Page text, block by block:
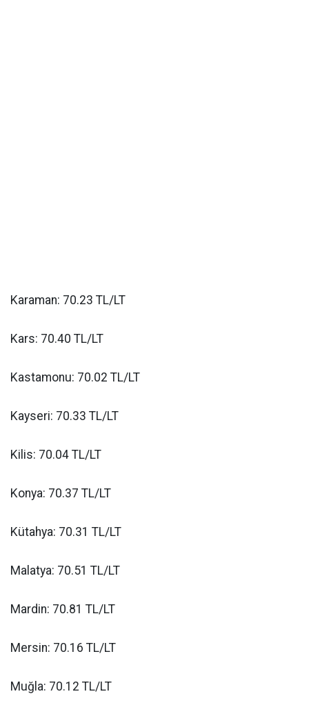
Karaman: 70.23 TL/LT
Kars: 70.40 TL/LT
Kastamonu: 70.02 TL/LT
Kayseri: 70.33 TL/LT
Kilis: 70.04 TL/LT
Konya: 70.37 TL/LT
Kütahya: 70.31 TL/LT
Malatya: 70.51 TL/LT
Mardin: 70.81 TL/LT
Mersin: 70.16 TL/LT
Muğla: 70.12 TL/LT